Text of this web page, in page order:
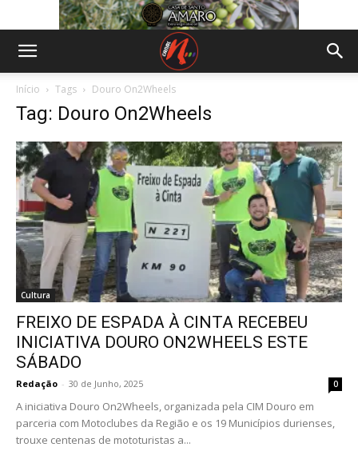
Início Tags Douro On2Wheels
Tag: Douro On2Wheels
Cultura
FREIXO DE ESPADA À CINTA RECEBEU
INICIATIVA DOURO ON2WHEELS ESTE
SÁBADO
Redação - 30 de Junho, 2025 0
A iniciativa Douro On2Wheels, organizada pela CIM Douro em
parceria com Motoclubes da Região e os 19 Municípios durienses,
trouxe centenas de mototuristas a...